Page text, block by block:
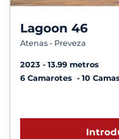
Lagoon 46
Atenas - Preveza
2023
13.99 metros
6 Camarotes
10